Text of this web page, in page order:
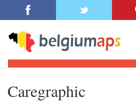
Caregraphic